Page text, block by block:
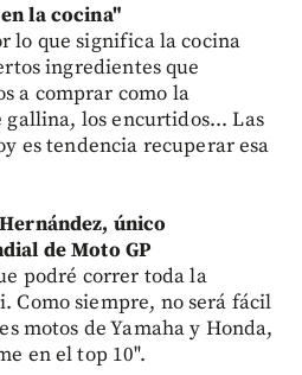
la cocina"
lo que significa la cocina
ingredientes que
a comprar como la
los encurtidos... Las
es tendencia recuperar esa
único
de Moto GP
podré correr toda la
Como siempre, no será fácil
motos de Yamaha y Honda,
en el top 10".